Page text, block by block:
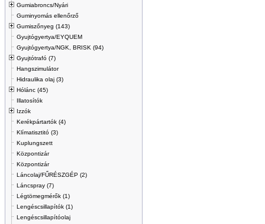
Gumiabroncs/Nyári
Guminyomás ellenőrző
Gumiszőnyeg (143)
Gyujtógyertya/EYQUEM
Gyujtógyertya/NGK, BRISK (94)
Gyujtótrafó (7)
Hangszimulátor
Hidraulika olaj (3)
Hólánc (45)
Illatosítók
Izzók
Kerékpártartók (4)
Klímatisztitó (3)
Kuplungszett
Központizár
Központizár
Láncolaj/FŰRÉSZGÉP (2)
Láncspray (7)
Légtömegmérők (1)
Lengéscsillapítók (1)
Lengéscsillapítóolaj